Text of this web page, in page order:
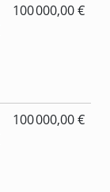
100 000,00 €
100 000,00 €